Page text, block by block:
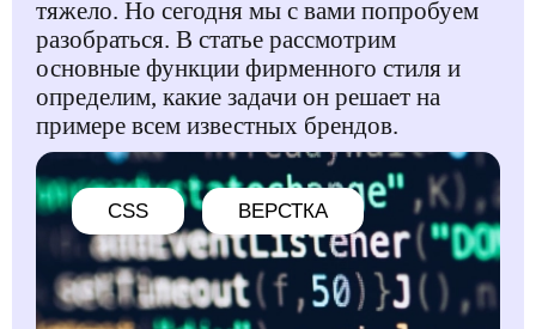
тяжело. Но сегодня мы с вами попробуем
разобраться. В статье рассмотрим
основные функции фирменного стиля и
определим, какие задачи он решает на
примере всем известных брендов.
CSS ВЕРСТКА